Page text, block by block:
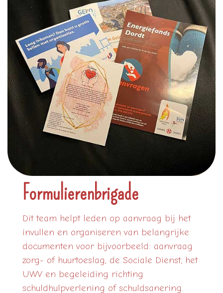
Formulierenbrigade
Dit team helpt leden op aanvraag bij het
invullen en organiseren van belangrijke
documenten voor bijvoorbeeld: aanvraag
zorg- of huurtoeslag, de Sociale Dienst, het
UWV en begeleiding richting
schuldhulpverlening of schuldsanering.